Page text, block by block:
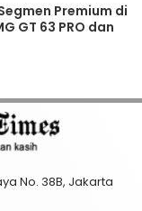
Premium di
GT 63 PRO dan
No. 38B, Jakarta